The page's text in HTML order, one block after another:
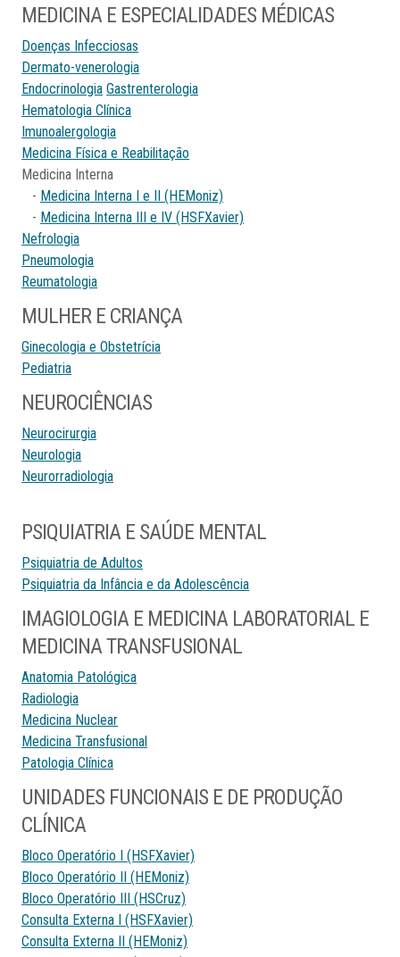
MEDICINA E ESPECIALIDADES MÉDICAS
Doenças Infecciosas
Dermato-venerologia
Endocrinologia Gastrenterologia
Hematologia Clínica
Imunoalergologia
Medicina Física e Reabilitação
Medicina Interna
- Medicina Interna I e II (HEMoniz)
- Medicina Interna III e IV (HSFXavier)
Nefrologia
Pneumologia
Reumatologia
MULHER E CRIANÇA
Ginecologia e Obstetrícia
Pediatria
NEUROCIÊNCIAS
Neurocirurgia
Neurologia
Neurorradiologia
PSIQUIATRIA E SAÚDE MENTAL
Psiquiatria de Adultos
Psiquiatria da Infância e da Adolescência
IMAGIOLOGIA E MEDICINA LABORATORIAL E
MEDICINA TRANSFUSIONAL
Anatomia Patológica
Radiologia
Medicina Nuclear
Medicina Transfusional
Patologia Clínica
UNIDADES FUNCIONAIS E DE PRODUÇÃO
CLÍNICA
Bloco Operatório I (HSFXavier)
Bloco Operatório II (HEMoniz)
Bloco Operatório III (HSCruz)
Consulta Externa I (HSFXavier)
Consulta Externa II (HEMoniz)